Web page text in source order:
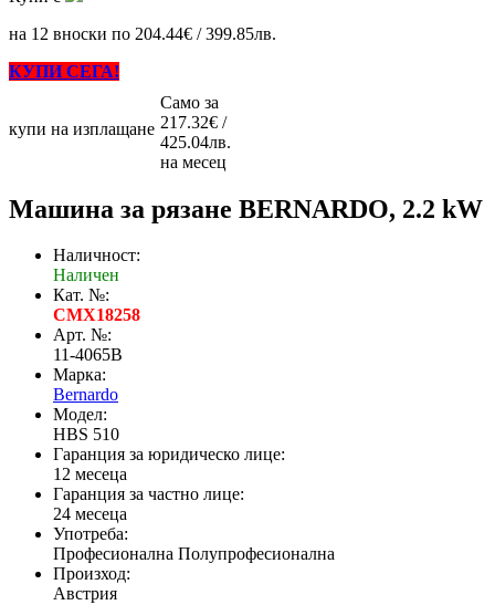
на 12 вноски по 204.44€ / 399.85лв.
КУПИ СЕГА!
купи на изплащане
Само за
217.32€ /
425.04лв.
на месец
Машина за рязане BERNARDO, 2.2 kW
Наличност:
Наличен
Кат. №:
CMX18258
Арт. №:
11-4065B
Марка:
Bernardo
Модел:
HBS 510
Гаранция за юридическо лице:
12 месеца
Гаранция за частно лице:
24 месеца
Употреба:
Професионална Полупрофесионална
Произход:
Австрия